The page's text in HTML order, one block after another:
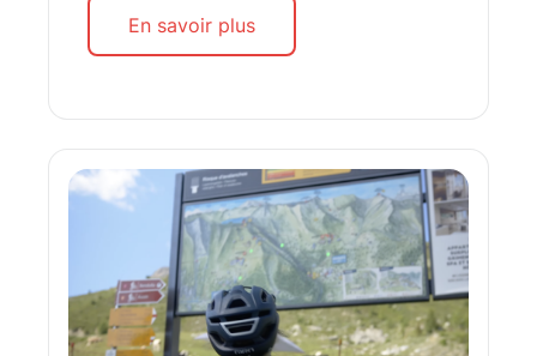
En savoir plus